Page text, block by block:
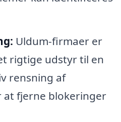
Uldum-firmaer er
rigtige udstyr til en
rensning af
fjerne blokeringer